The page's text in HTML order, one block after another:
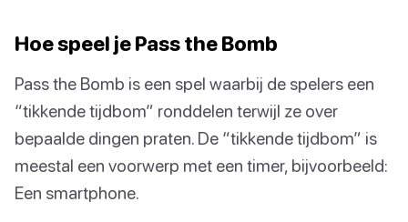
Hoe speel je Pass the Bomb
Pass the Bomb is een spel waarbij de spelers een
“tikkende tijdbom” ronddelen terwijl ze over
bepaalde dingen praten. De “tikkende tijdbom” is
meestal een voorwerp met een timer, bijvoorbeeld:
Een smartphone.